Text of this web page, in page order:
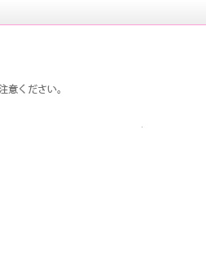
心同人ファンサイ